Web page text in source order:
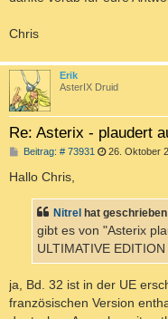
Chris
Erik
AsterIX Druid
Re: Asterix - plaudert
Beitrag: # 73931 B
r
a
26. Oktober
Hallo Chris,
Nitrel hat
gibt es von "Asterix
ULTIMATIVE EDITION
ja, Bd. 32 ist in der UE
französischen Version